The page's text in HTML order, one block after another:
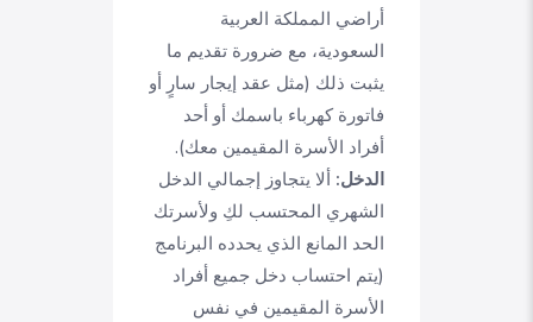
أراضي المملكة العربية
السعودية، مع ضرورة تقديم ما
يثبت ذلك (مثل عقد إيجار سارٍ أو
فاتورة كهرباء باسمك أو أحد
أفراد الأسرة المقيمين معك).
الدخل: ألا يتجاوز إجمالي الدخل
الشهري المحتسب لكِ ولأسرتك
الحد المانع الذي يحدده البرنامج
(يتم احتساب دخل جميع أفراد
الأسرة المقيمين في نفس